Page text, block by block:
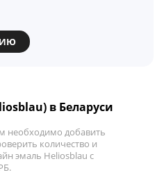
в Беларуси
необходимо добавить
количество и
эмаль Heliosblau с